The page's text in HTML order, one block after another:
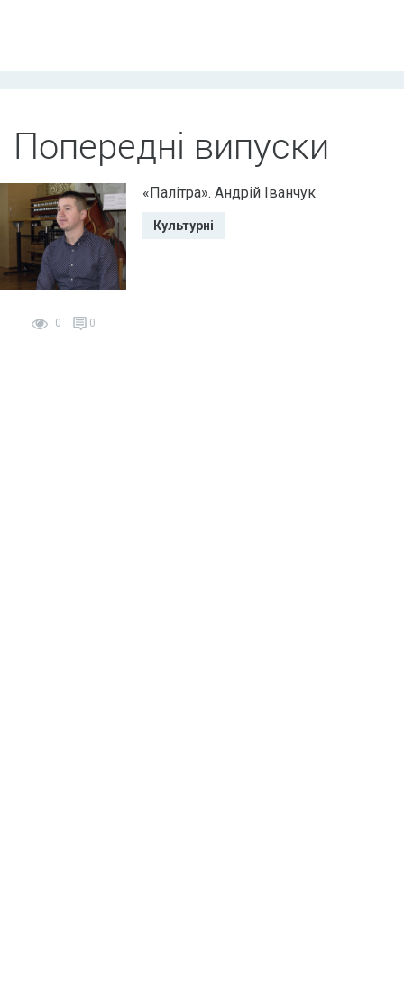
Попередні випуски
0 0
«Палітра». Андрій Іванчук
Культурні